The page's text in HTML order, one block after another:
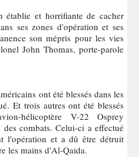
et horrifiante de cacher
ses zones d'opération et ses
son mépris pour les vies
John Thomas, porte-parole
ont été blessés dans les
Et trois autres ont été blessés
hélicoptère V-22 Osprey
combats. Celui-ci a effectué
l'opération et a dû être détruit
les mains d'Al-Qaida.